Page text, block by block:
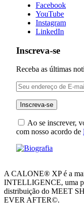
Facebook
YouTube
Instagram
LinkedIn
Inscreva-se
Receba as últimas
Ao se inscrever,
com nosso acordo de
A CALONE® XP é a
INTELLIGENCE, uma
distribuição do MEET
EVER AFTER©.